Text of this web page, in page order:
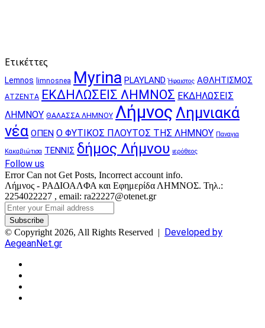
Ετικέττες
Lemnos limnosnea Myrina PLAYLAND Ήφαιστος ΑΘΛΗΤΙΣΜΟΣ
ΑΤΖΕΝΤΑ ΕΚΔΗΛΩΣΕΙΣ ΛΗΜΝΟΣ ΕΚΔΗΛΩΣΕΙΣ
ΛΗΜΝΟΥ ΘΑΛΑΣΣΑ ΛΗΜΝΟΥ Λήμνος Λημνιακά
νέα ΟΠΕΝ Ο ΦΥΤΙΚΟΣ ΠΛΟΥΤΟΣ ΤΗΣ ΛΗΜΝΟΥ Παναγια
Κακαβιώτισα ΤΕΝΝΙΣ δήμος Λήμνου ιερόθεος
Follow us
Error Can not Get Posts, Incorrect account info.
Λήμνος - ΡΑΔΙΟΑΛΦΑ και Εφημερίδα ΛΗΜΝΟΣ. Τηλ.:
2254022227 , email: ra22227@otenet.gr
Enter
your
Email
address
© Copyright 2026, All Rights Reserved | Developed by
AegeanNet.gr